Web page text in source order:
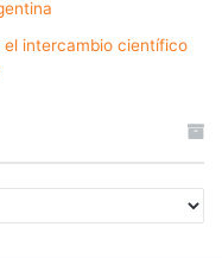
el intercambio científico